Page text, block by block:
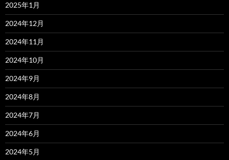
2025年1月
2024年12月
2024年11月
2024年10月
2024年9月
2024年8月
2024年7月
2024年6月
2024年5月